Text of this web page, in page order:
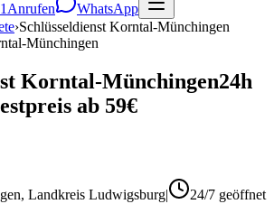
Anrufen
WhatsApp
›Schlüsseldienst Korntal-Münchingen
Münchingen
Korntal-Münchingen24h
ab 59€
, Landkreis Ludwigsburg|
24/7 geöffnet